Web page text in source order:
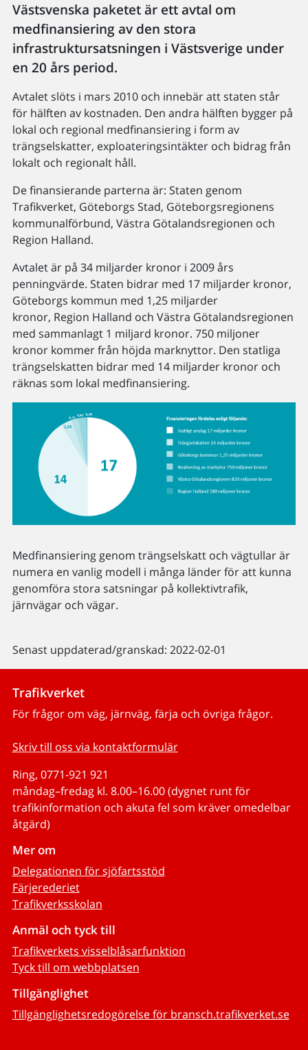
Västsvenska paketet är ett avtal om
medfinansiering av den stora
infrastruktursatsningen i Västsverige under
en 20 års period.
Avtalet slöts i mars 2010 och innebär att staten står
för hälften av kostnaden. Den andra hälften bygger på
lokal och regional medfinansiering i form av
trängselskatter, exploaterings­intäkter och bidrag från
lokalt och regionalt håll.
De finansierande parterna är: Staten genom
Trafikverket, Göteborgs Stad, Göteborgsregionens
kommunalförbund, Västra Götalandsregionen och
Region Halland.
Avtalet är på 34 miljarder kronor i 2009 års
penningvärde. Staten bidrar med 17 miljarder kronor,
Göteborgs kommun med 1,25 miljarder
kronor, Region Halland och Västra Götalandsregionen
med sammanlagt 1 miljard kronor. 750 miljoner
kronor kommer från höjda marknyttor. Den statliga
trängselskatten bidrar med 14 miljarder kronor och
räknas som lokal medfinansiering.
Medfinansiering genom trängselskatt och vägtullar är
numera en vanlig modell i många länder för att kunna
genomföra stora satsningar på kollektivtrafik,
järnvägar och vägar.
Senast uppdaterad/granskad: 2022-02-01
Trafikverket
För frågor om väg, järnväg, färja och övriga frågor.
Skriv till oss via kontaktformulär
Ring, 0771-921 921
måndag–fredag kl. 8.00–16.00 (dygnet runt för
trafikinformation och akuta fel som kräver omedelbar
åtgärd)
Mer om
Delegationen för sjöfartsstöd
Färjerederiet
Trafikverksskolan
Anmäl och tyck till
Trafikverkets visselblåsarfunktion
Tyck till om webbplatsen
Tillgänglighet
Tillgänglighetsredogörelse för bransch.trafikverket.se